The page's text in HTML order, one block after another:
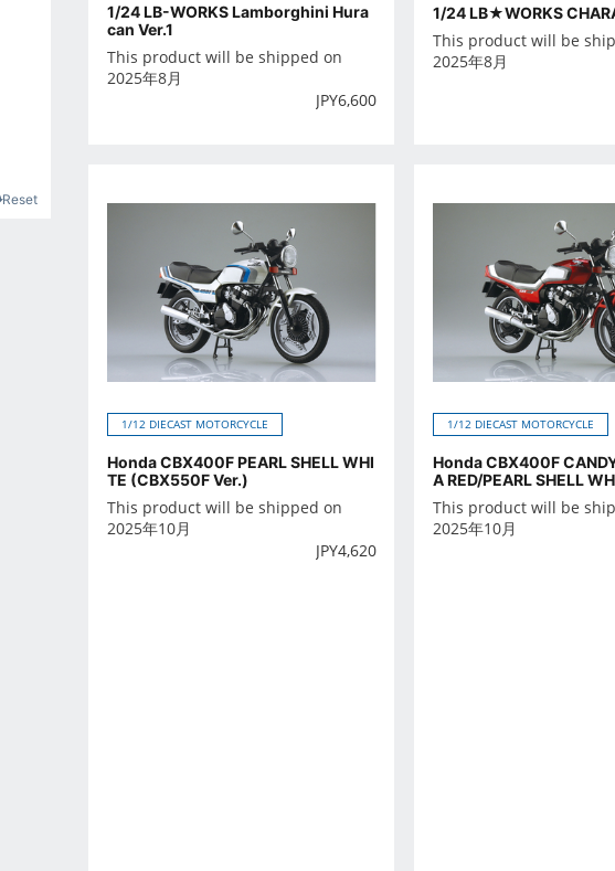
Reset
1/24 LB-WORKS Lamborghini Hura
can Ver.1
This product will be shipped on
2025年8月
JPY6,600
1/24 LB★WORKS
This product will be
2025年8月
1/12 DIECAST MOTORCYCLE
Honda CBX400F PEARL SHELL WHI
TE (CBX550F Ver.)
This product will be shipped on
2025年10月
JPY4,620
1/12 DIECAST MOTORCYCLE
Honda CBX400F
A RED/PEARL SHELL
This product will be
2025年10月